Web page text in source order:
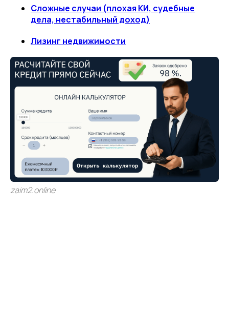
Сложные случаи (плохая КИ, судебные
дела, нестабильный доход)
Лизинг недвижимости
zaim2.online